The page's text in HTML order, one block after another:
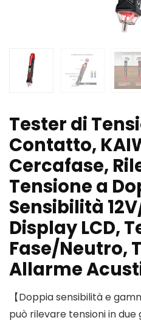
Tester di
Contatto,
Cercafase,
Tensione a
Sensibilità
Display LCD,
Fase/Neutro,
Allarme
【Doppia sensibilità e
può rilevare tensioni in due